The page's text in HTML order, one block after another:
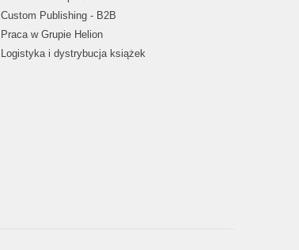
Custom Publishing - B2B
Praca w Grupie Helion
Logistyka i dystrybucja książek